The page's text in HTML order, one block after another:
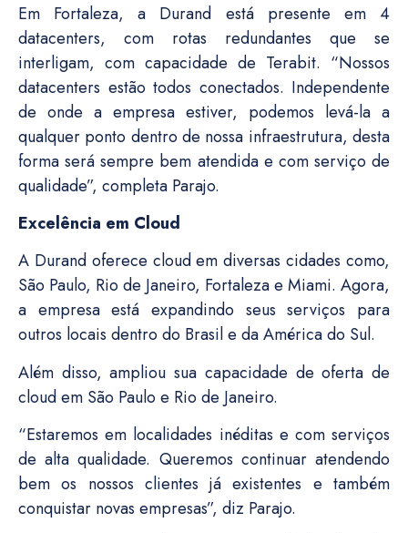
Em Fortaleza, a Durand está presente em 4
datacenters, com rotas redundantes que se
interligam, com capacidade de Terabit. “Nossos
datacenters estão todos conectados. Independente
de onde a empresa estiver, podemos levá-la a
qualquer ponto dentro de nossa infraestrutura, desta
forma será sempre bem atendida e com serviço de
qualidade”, completa Parajo.
Excelência em Cloud
A Durand oferece cloud em diversas cidades como,
São Paulo, Rio de Janeiro, Fortaleza e Miami. Agora,
a empresa está expandindo seus serviços para
outros locais dentro do Brasil e da América do Sul.
Além disso, ampliou sua capacidade de oferta de
cloud em São Paulo e Rio de Janeiro.
“Estaremos em localidades inéditas e com serviços
de alta qualidade. Queremos continuar atendendo
bem os nossos clientes já existentes e também
conquistar novas empresas”, diz Parajo.